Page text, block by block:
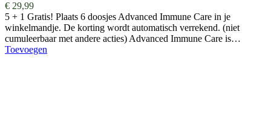
€ 29,99
5 + 1 Gratis! Plaats 6 doosjes Advanced Immune Care in je
winkelmandje. De korting wordt automatisch verrekend. (niet
cumuleerbaar met andere acties) Advanced Immune Care is…
Toevoegen